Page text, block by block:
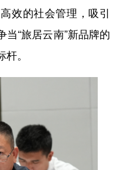
效的社会管理，吸引
“旅居云南”新品牌的
。